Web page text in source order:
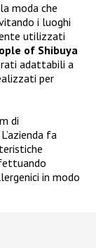
moda che
i luoghi
utilizzati
of Shibuya
adattabili a
per
di
fa
in modo